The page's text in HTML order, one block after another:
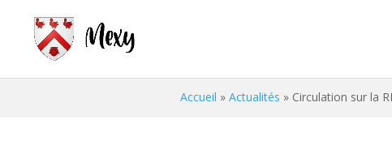
Accueil » Actualités » Circulation sur la